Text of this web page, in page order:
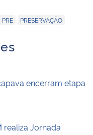
PRE PRESERVAÇÃO
encerram etapa
realiza Jornada